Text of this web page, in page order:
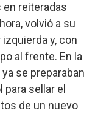
en reiteradas
volvió a su
y, con
al frente. En la
se preparaban
sellar el
de un nuevo